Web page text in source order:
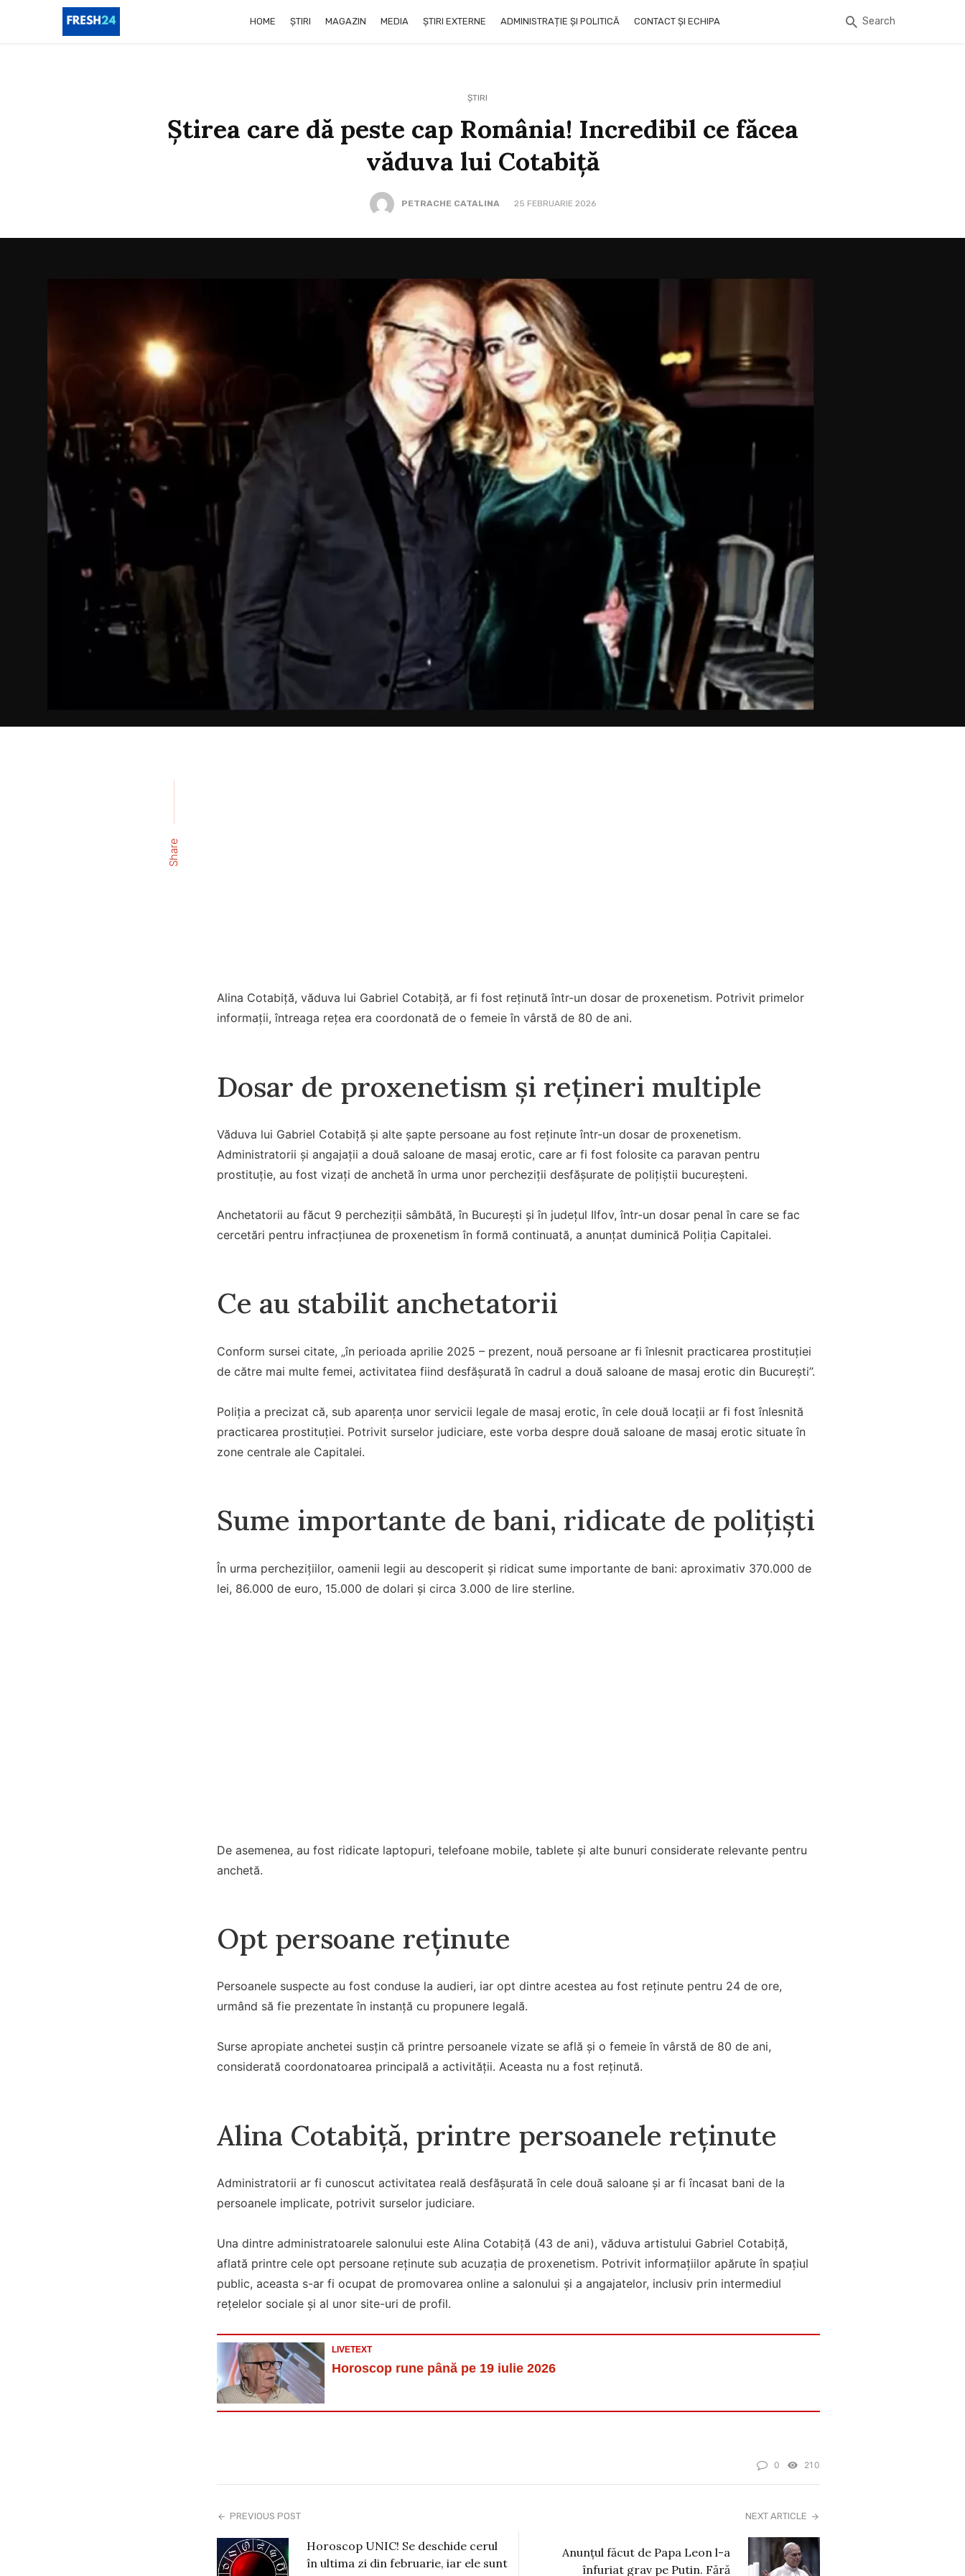
HOME ȘTIRI MAGAZIN MEDIA ȘTIRI EXTERNE ADMINISTRAȚIE ȘI POLITICĂ CONTACT ȘI ECHIPA Search
ȘTIRI
Știrea care dă peste cap România! Incredibil ce făcea
văduva lui Cotabiță
PETRACHE CATALINA 25 FEBRUARIE 2026
Share
Alina Cotabiță, văduva lui Gabriel Cotabiță, ar fi fost reținută într-un dosar de proxenetism. Potrivit primelor
informații, întreaga rețea era coordonată de o femeie în vârstă de 80 de ani.
Dosar de proxenetism și rețineri multiple
Văduva lui Gabriel Cotabiță și alte șapte persoane au fost reținute într-un dosar de proxenetism.
Administratorii și angajații a două saloane de masaj erotic, care ar fi fost folosite ca paravan pentru
prostituție, au fost vizați de anchetă în urma unor percheziții desfășurate de polițiștii bucureșteni.
Anchetatorii au făcut 9 percheziții sâmbătă, în București și în județul Ilfov, într-un dosar penal în care se fac
cercetări pentru infracțiunea de proxenetism în formă continuată, a anunțat duminică Poliția Capitalei.
Ce au stabilit anchetatorii
Conform sursei citate, „în perioada aprilie 2025 – prezent, nouă persoane ar fi înlesnit practicarea prostituției
de către mai multe femei, activitatea fiind desfășurată în cadrul a două saloane de masaj erotic din București”.
Poliția a precizat că, sub aparența unor servicii legale de masaj erotic, în cele două locații ar fi fost înlesnită
practicarea prostituției. Potrivit surselor judiciare, este vorba despre două saloane de masaj erotic situate în
zone centrale ale Capitalei.
Sume importante de bani, ridicate de polițiști
În urma perchezițiilor, oamenii legii au descoperit și ridicat sume importante de bani: aproximativ 370.000 de
lei, 86.000 de euro, 15.000 de dolari și circa 3.000 de lire sterline.
De asemenea, au fost ridicate laptopuri, telefoane mobile, tablete și alte bunuri considerate relevante pentru
anchetă.
Opt persoane reținute
Persoanele suspecte au fost conduse la audieri, iar opt dintre acestea au fost reținute pentru 24 de ore,
urmând să fie prezentate în instanță cu propunere legală.
Surse apropiate anchetei susțin că printre persoanele vizate se află și o femeie în vârstă de 80 de ani,
considerată coordonatoarea principală a activității. Aceasta nu a fost reținută.
Alina Cotabiță, printre persoanele reținute
Administratorii ar fi cunoscut activitatea reală desfășurată în cele două saloane și ar fi încasat bani de la
persoanele implicate, potrivit surselor judiciare.
Una dintre administratoarele salonului este Alina Cotabiță (43 de ani), văduva artistului Gabriel Cotabiță,
aflată printre cele opt persoane reținute sub acuzația de proxenetism. Potrivit informațiilor apărute în spațiul
public, aceasta s-ar fi ocupat de promovarea online a salonului și a angajatelor, inclusiv prin intermediul
rețelelor sociale și al unor site-uri de profil.
LIVETEXT
Horoscop rune până pe 19 iulie 2026
0 210
PREVIOUS POST
Horoscop UNIC! Se deschide cerul
în ultima zi din februarie, iar ele sunt
NEXT ARTICLE
Anunțul făcut de Papa Leon l-a
înfuriat grav pe Putin. Fără